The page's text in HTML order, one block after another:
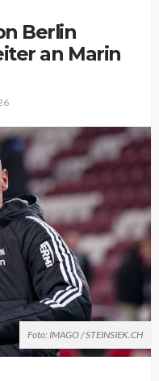
Berlin
an Marin
Foto: IMAGO / STEINSIEK.CH